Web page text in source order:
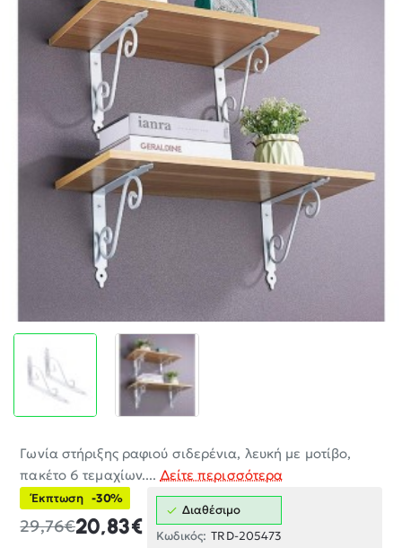
Γωνία στήριξης ραφιού σιδερένια, λευκή με μοτίβο,
πακέτο 6 τεμαχίων.... Δείτε περισσότερα
Έκπτωση -30%
20,83€
29,76€
Διαθέσιμο
Κωδικός: TRD-205473